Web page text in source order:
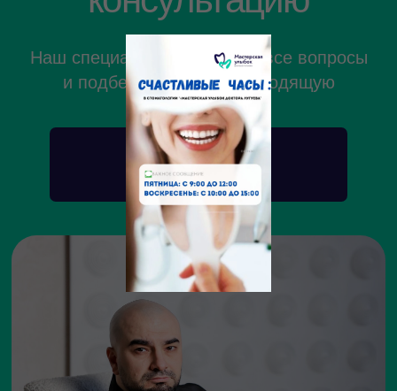
г.Махачкала, ул.Абдулхакима Исмаилова, 4
Понедельник-Суббота: 9:00—20:00
Воскресенье: 10:00—18:00
+7(988) 291-11-
Написать в WhatsApp